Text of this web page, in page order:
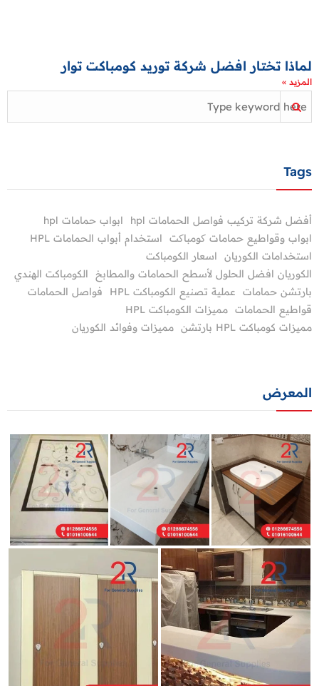
لماذا تختار افضل شركة توريد كومباكت توار
المزيد »
Tags
أفضل شركة تركيب فواصل الحمامات hpl
ابواب حمامات hpl
ابواب وقواطيع حمامات کومباکت
استخدام أبواب الحمامات HPL
استخدامات الكوريان
اسعار الكومباكت
الكوريان افضل الحلول لأسطح الحمامات والمطابخ
الكومباكت الهندي
بارتشن حمامات
عملية تصنيع الكومباكت HPL
فواصل الحمامات
قواطيع الحمامات
مميزات الكومباكت HPL
مميزات كومباكت HPL بارتشن
مميزات وفوائد الكوريان
المعرض